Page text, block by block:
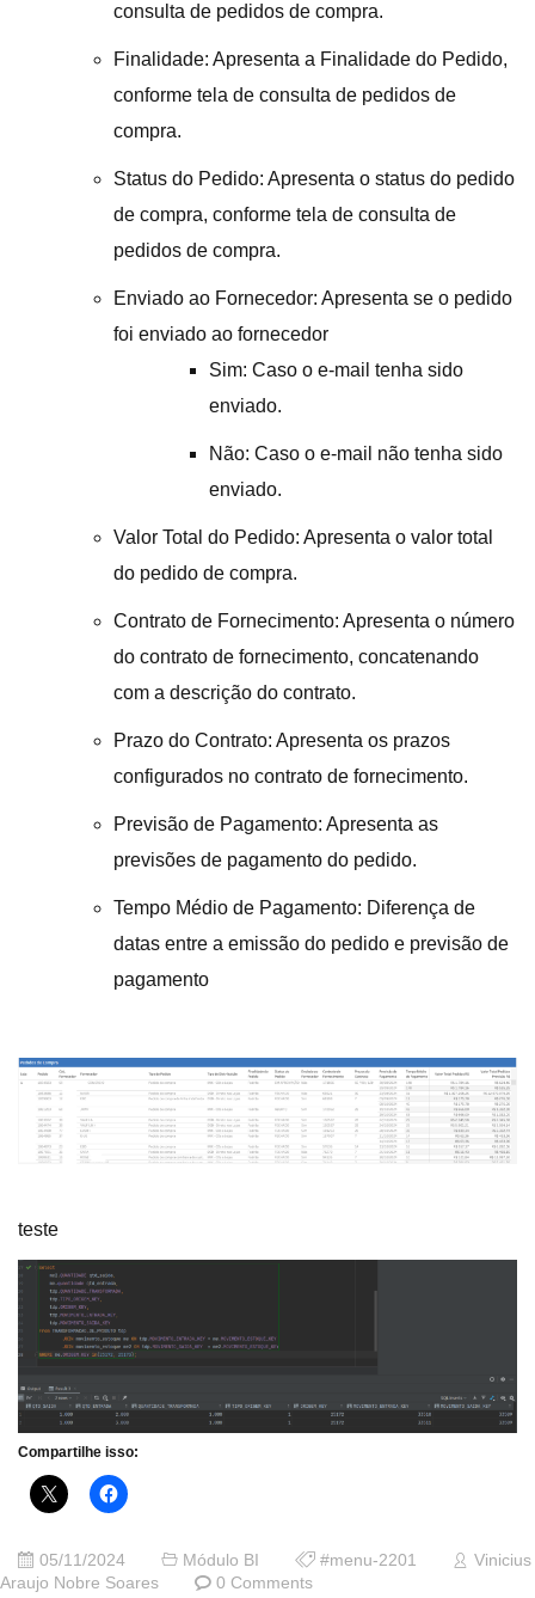
consulta de pedidos de compra.
Finalidade: Apresenta a Finalidade do Pedido,
conforme tela de consulta de pedidos de
compra.
Status do Pedido: Apresenta o status do pedido
de compra, conforme tela de consulta de
pedidos de compra.
Enviado ao Fornecedor: Apresenta se o pedido
foi enviado ao fornecedor
Sim: Caso o e-mail tenha sido
enviado.
Não: Caso o e-mail não tenha sido
enviado.
Valor Total do Pedido: Apresenta o valor total
do pedido de compra.
Contrato de Fornecimento: Apresenta o número
do contrato de fornecimento, concatenando
com a descrição do contrato.
Prazo do Contrato: Apresenta os prazos
configurados no contrato de fornecimento.
Previsão de Pagamento: Apresenta as
previsões de pagamento do pedido.
Tempo Médio de Pagamento: Diferença de
datas entre a emissão do pedido e previsão de
pagamento
teste
Compartilhe isso:
05/11/2024 Módulo BI #menu-2201
Vinicius
Araujo Nobre Soares
0 Comments